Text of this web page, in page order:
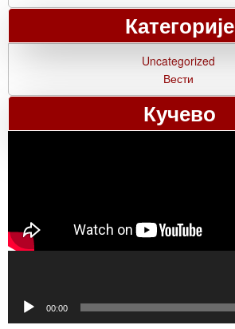
Категорије
Uncategorized
Вести
Кучево
00:00